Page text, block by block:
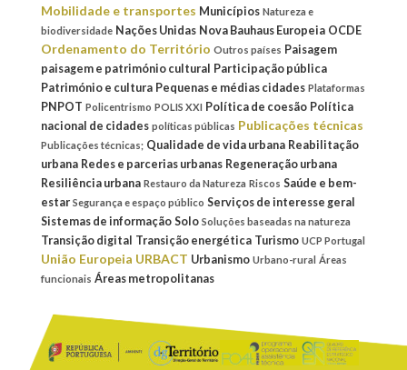
Mobilidade e transportes Municípios Natureza e
biodiversidade Nações Unidas Nova Bauhaus Europeia OCDE
Ordenamento do Território Outros países Paisagem
paisagem e património cultural Participação pública
Património e cultura Pequenas e médias cidades Plataformas
PNPOT Policentrismo POLIS XXI Política de coesão Política
nacional de cidades políticas públicas Publicações técnicas
Publicações técnicas; Qualidade de vida urbana Reabilitação
urbana Redes e parcerias urbanas Regeneração urbana
Resiliência urbana Restauro da Natureza Riscos Saúde e bem-
estar Segurança e espaço público Serviços de interesse geral
Sistemas de informação Solo Soluções baseadas na natureza
Transição digital Transição energética Turismo UCP Portugal
União Europeia URBACT Urbanismo Urbano-rural Áreas
funcionais Áreas metropolitanas